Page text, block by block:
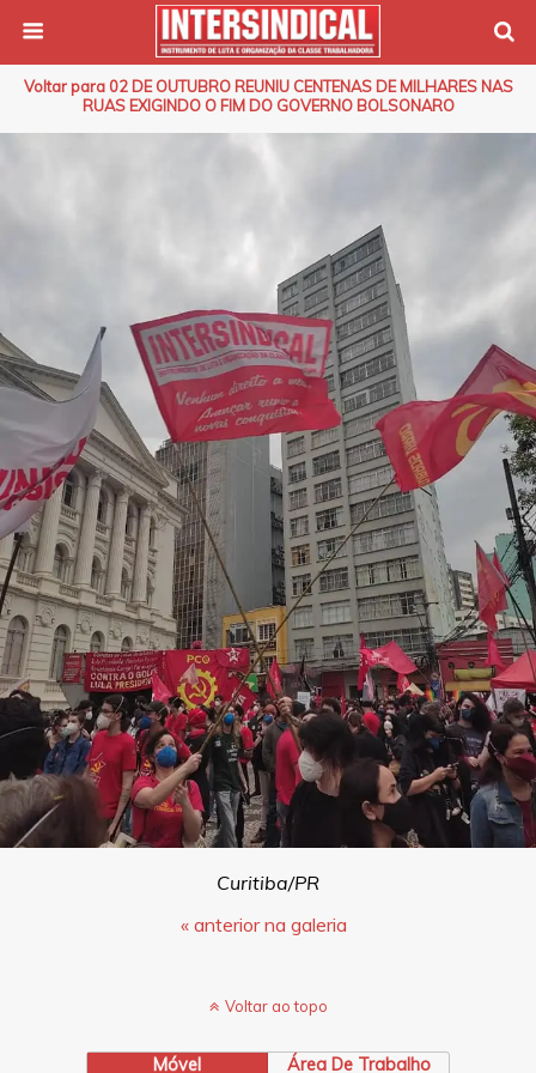
Voltar para 02 DE OUTUBRO REUNIU CENTENAS DE MILHARES NAS
RUAS EXIGINDO O FIM DO GOVERNO BOLSONARO
Curitiba/PR
« anterior na galeria
Voltar ao topo
Móvel Área De Trabalho